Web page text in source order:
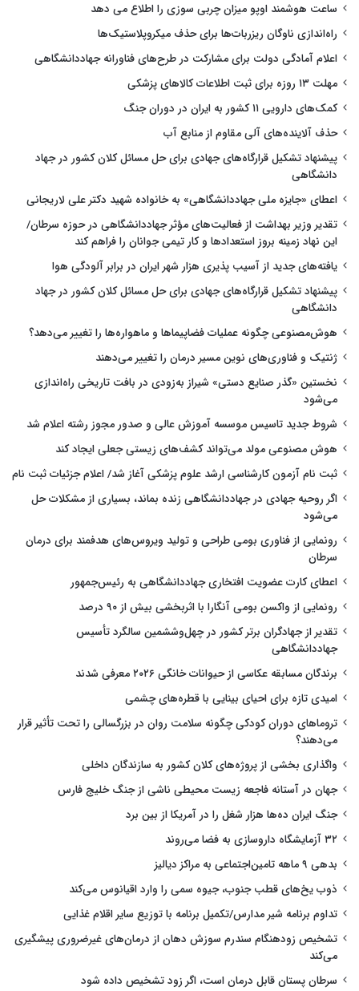
ساعت هوشمند اوپو میزان چربی سوزی را اطلاع می دهد
راه‌اندازی ناوگان ریزربات‌ها برای حذف میکروپلاستیک‌ها
اعلام آمادگی دولت برای مشارکت در طرح‌های فناورانه جهاددانشگاهی
مهلت ۱۳ روزه برای ثبت اطلاعات کالاهای پزشکی
کمک‌های دارویی ۱۱ کشور به ایران در دوران جنگ
حذف آلاینده‌های آلی مقاوم از منابع آب
پیشنهاد تشکیل قرارگاه‌های جهادی برای حل مسائل کلان کشور در جهاد
دانشگاهی
اعطای «جایزه ملی جهاددانشگاهی» به خانواده شهید دکتر علی لاریجانی
تقدیر وزیر بهداشت از فعالیت‌های مؤثر جهاددانشگاهی در حوزه سرطان/
این نهاد زمینه بروز استعدادها و کار تیمی جوانان را فراهم کند
یافته‌های جدید از آسیب پذیری هزار شهر ایران در برابر آلودگی هوا
پیشنهاد تشکیل قرارگاه‌های جهادی برای حل مسائل کلان کشور در جهاد
دانشگاهی
هوش‌مصنوعی چگونه عملیات فضاپیماها و ماهواره‌ها را تغییر می‌دهد؟
ژنتیک و فناوری‌های نوین مسیر درمان را تغییر می‌دهند
نخستین «گذر صنایع دستی» شیراز به‌زودی در بافت تاریخی راه‌اندازی
می‌شود
شروط جدید تاسیس موسسه آموزش عالی و صدور مجوز رشته اعلام شد
هوش مصنوعی مولد می‌تواند کشف‌های زیستی جعلی ایجاد کند
ثبت نام آزمون کارشناسی ارشد علوم پزشکی آغاز شد/ اعلام جزئیات ثبت نام
اگر روحیه جهادی در جهاددانشگاهی زنده بماند، بسیاری از مشکلات حل
می‌شود
رونمایی از فناوری بومی طراحی و تولید ویروس‌های هدفمند برای درمان
سرطان
اعطای کارت عضویت افتخاری جهاددانشگاهی به رئیس‌جمهور
رونمایی از واکسن بومی آنگارا با اثربخشی بیش از ۹۰ درصد
تقدیر از جهادگران برتر کشور در چهل‌وششمین سالگرد تأسیس
جهاددانشگاهی
برندگان مسابقه عکاسی از حیوانات خانگی ۲۰۲۶ معرفی شدند
امیدی تازه برای احیای بینایی با قطره‌های چشمی
تروماهای دوران کودکی چگونه سلامت روان در بزرگسالی را تحت تأثیر قرار
می‌دهند؟
واگذاری بخشی از پروژه‌های کلان کشور به سازندگان داخلی
جهان در آستانه فاجعه زیست محیطی ناشی از جنگ خلیج فارس
جنگ ایران ده‌ها هزار شغل را در آمریکا از بین برد
۳۲ آزمایشگاه داروسازی به فضا می‌روند
بدهی ۹ ماهه تامین‌اجتماعی به مراکز دیالیز
ذوب یخ‌های قطب جنوب، جیوه سمی را وارد اقیانوس می‌کند
تداوم برنامه شیر مدارس/تکمیل برنامه با توزیع سایر اقلام غذایی
تشخیص زودهنگام سندرم سوزش دهان از درمان‌های غیرضروری پیشگیری
می‌کند
سرطان پستان قابل درمان است، اگر زود تشخیص داده شود